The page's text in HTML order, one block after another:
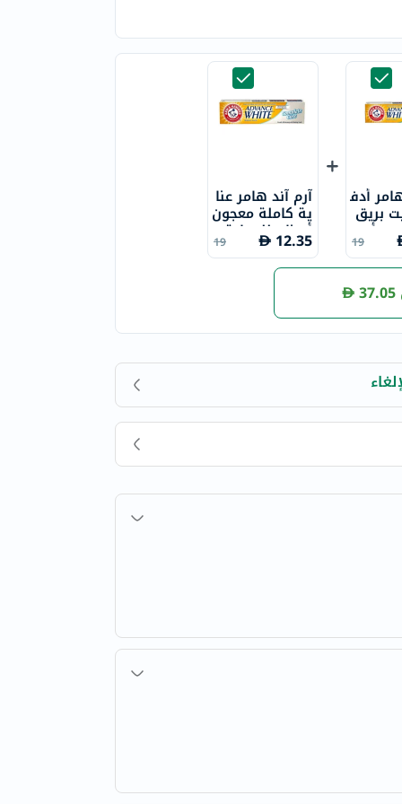
أدف
بريق
أسن
ان جل مبيض 11
19
آرم آند هامر عنا
ية كاملة معجون
أسنان للحماية م
ن التسوس
12.35
19
37.05